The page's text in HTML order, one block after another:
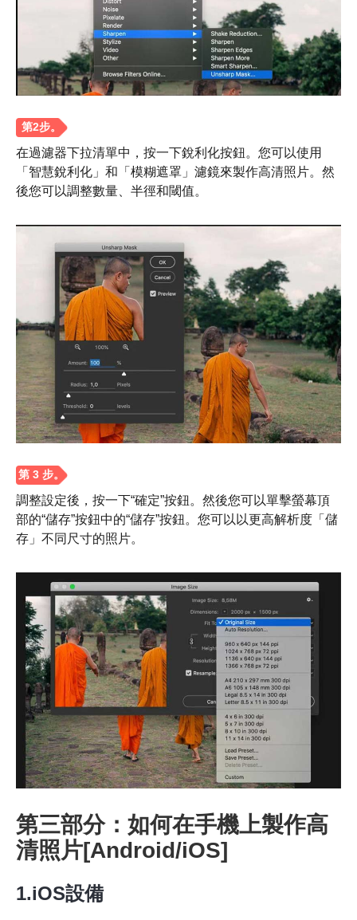
步驟1。
第2步。
在過濾器下拉清單中，按一下銳利化按鈕。您可以使用
「智慧銳利化」和「模糊遮罩」濾鏡來製作高清照片。然
後您可以調整數量、半徑和閾值。
調整設定後，按一下“確定”按鈕。然後您可以單擊螢幕頂
部的“儲存”按鈕中的“儲存”按鈕。您可以以更高解析度「儲
存」不同尺寸的照片。
第三部分：如何在手機上製作高
清照片[Android/iOS]
1.iOS設備